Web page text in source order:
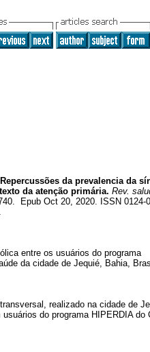
Repercussões da prevalencia da
da atenção primária. Rev.
Epub Oct 20, 2020. ISSN 0124-
.
entre os usuários do programa
da cidade de Jequié, Bahia,
realizado na cidade de
do programa HIPERDIA do